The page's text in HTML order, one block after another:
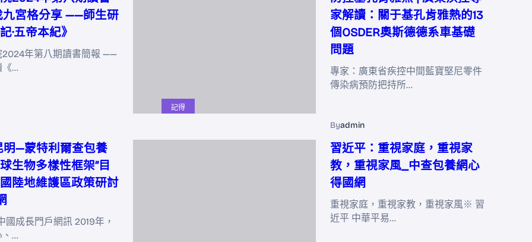
九宮格分享 ——師生研
·五帝本紀》
2024年第八期讀書簡報 ——
《…
記得
家解讀：關于基孔肯雅熱的13
個OSDER奧斯德德系車基礎
問題
專家：廣東省疾控中間藍寶堅尼零件
傳染病預防把持所…
Byadmin
明—蒙特利爾查包養
生物多樣性框架”目
陸地維護區政策研討
國成長門戶網訊 2019年，
、…
習近平：重視家庭，重視家
教，重視家風_中查包養網心
得國網
重視家庭，重視家教，重視家風※ 習
近平 中華平易…